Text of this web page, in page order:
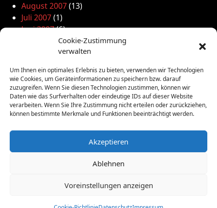
Cookie-Zustimmung
verwalten
Um Ihnen ein optimales Erlebnis zu bieten, verwenden wir Technologien
wie Cookies, um Geräteinformationen zu speichern bzw. darauf
zuzugreifen. Wenn Sie diesen Technologien zustimmen, können wir
Daten wie das Surfverhalten oder eindeutige IDs auf dieser Website
verarbeiten. Wenn Sie Ihre Zustimmung nicht erteilen oder zurückziehen,
können bestimmte Merkmale und Funktionen beeinträchtigt werden.
Akzeptieren
Ablehnen
Voreinstellungen anzeigen
August 2007(13)
Juli 2007(1)
Juni 2007(6)
(12)
(7)
Februar 2007(9)
Januar 2007(7)
Dezember 2006(10)
November 2006(16)
September 2006(8)